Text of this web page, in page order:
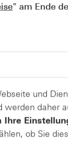
größere
steht: Nach
15,7 %,
des
(SanDisk) weit
" am Ende
und
werden daher
ob Sie